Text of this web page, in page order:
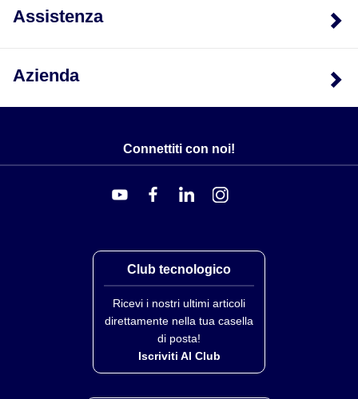
Assistenza
Azienda
Connettiti con noi!
Club tecnologico
Ricevi i nostri ultimi articoli
direttamente nella tua casella
di posta!
Iscriviti Al Club